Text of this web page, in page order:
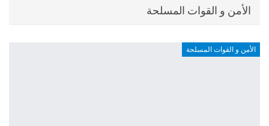
الأمن و القوات المسلحة
الأمن و القوات المسلحة